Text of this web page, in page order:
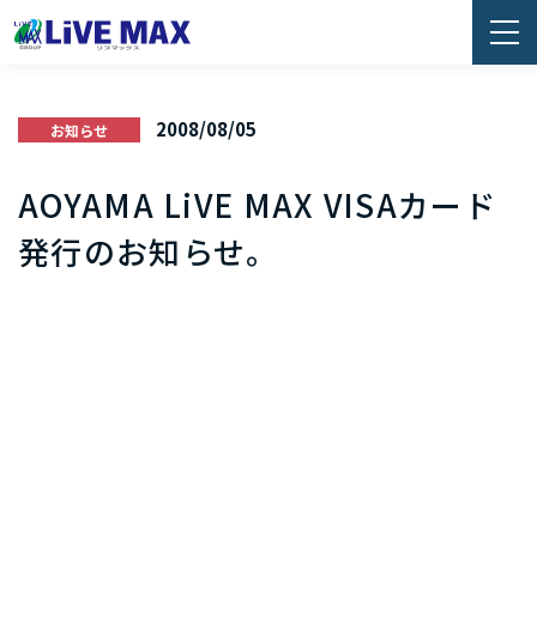
お知らせ 2008/08/05
AOYAMA LiVE MAX VISAカード
発行のお知らせ。